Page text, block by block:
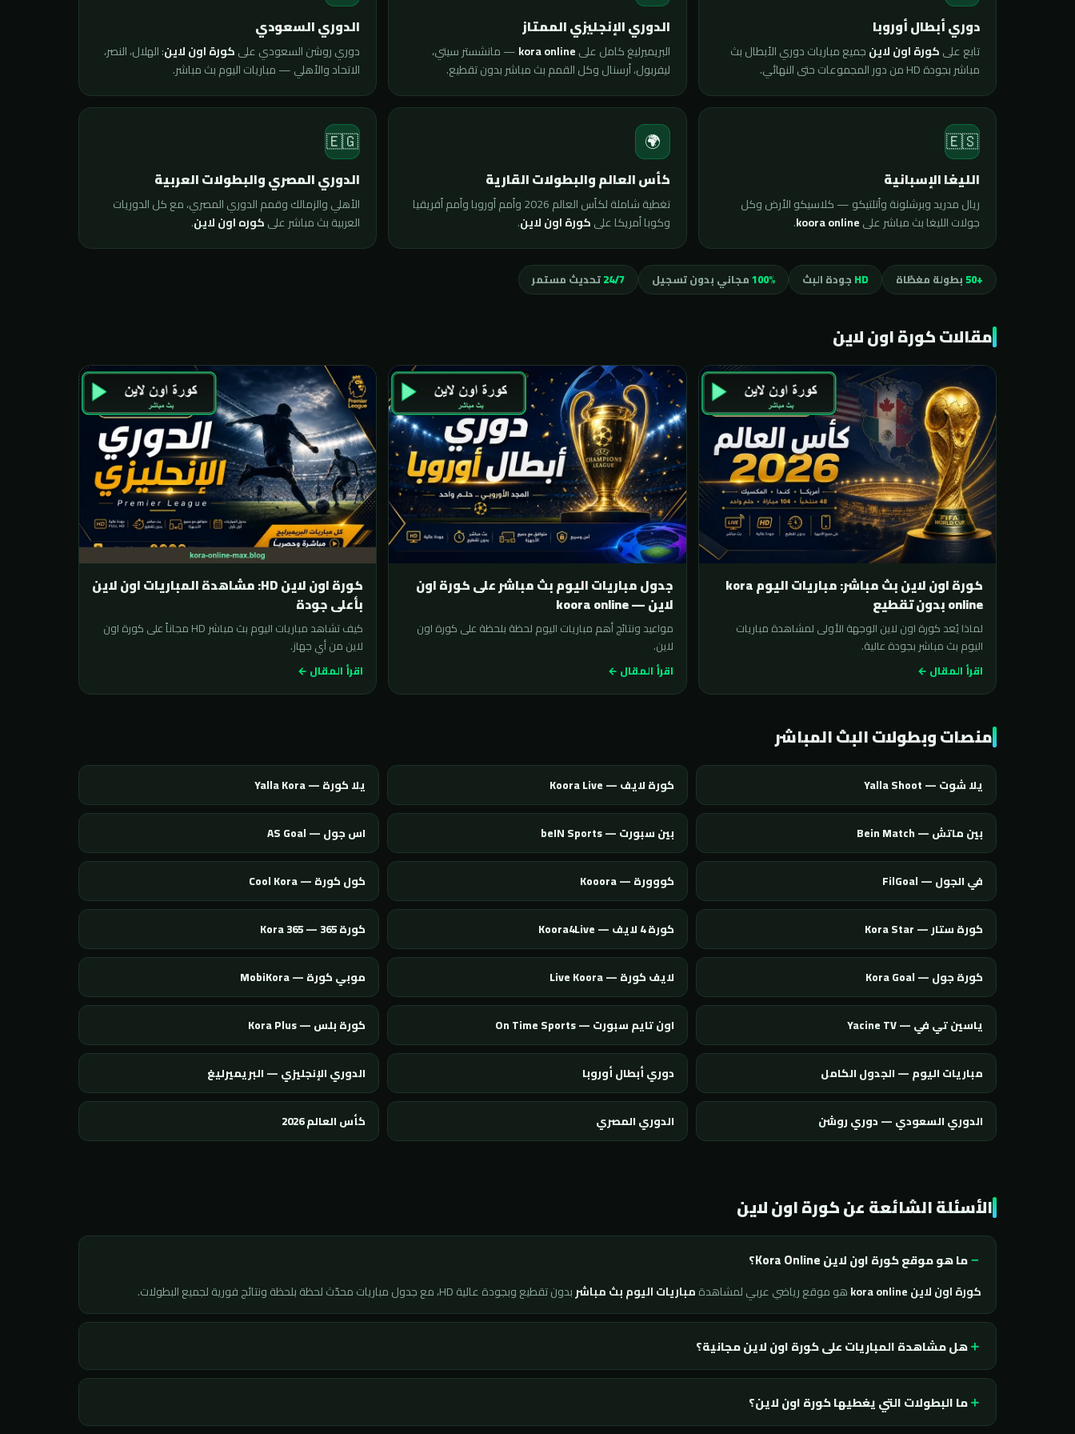
دوري أبطال أوروبا
تابع علىكورة اون لاينجميع مباريات دوري الأبطال بث
مباشر بجودة HD من دور المجموعات حتى النهائي.
الدوري الإنجليزي الممتاز
البريميرليغ كامل علىkora online— مانشستر سيتي،
ليفربول، أرسنال وكل القمم بث مباشر بدون تقطيع.
الدوري السعودي
دوري روشن السعودي علىكورة اون لاين: الهلال، النصر،
الاتحاد والأهلي — مباريات اليوم بث مباشر.
🇪🇸
الليغا الإسبانية
ريال مدريد وبرشلونة وأتلتيكو — كلاسيكو الأرض وكل
جولات الليغا بث مباشر علىkoora online
.
🌍
كأس العالم والبطولات القارية
تغطية شاملة لكأس العالم 2026 وأمم أوروبا وأمم أفريقيا
وكوبا أمريكا علىكورة اون لاين.
🇪🇬
الدوري المصري والبطولات العربية
الأهلي والزمالك وقمم الدوري المصري، مع كل الدوريات
العربية بث مباشر علىكوره اون لاين.
+50 بطولة مغطّاة HD جودة البث 100%مجاني بدون تسجيل 24/7تحديث مستمر
مقالات كورة اون لاين
كورة اون لاين بث مباشر: مباريات اليوم kora
online بدون تقطيع
لماذا يُعد كورة اون لاين الوجهة الأولى لمشاهدة مباريات
اليوم بث مباشر بجودة عالية.
اقرأ المقال ←
جدول مباريات اليوم بث مباشر على كورة اون
لاين — koora online
مواعيد ونتائج أهم مباريات اليوم لحظة بلحظة على كورة اون
لاين.
اقرأ المقال ←
كورة اون لاين HD: مشاهدة المباريات اون لاين
بأعلى جودة
كيف تشاهد مباريات اليوم بث مباشر HD مجاناً على كورة اون
لاين من أي جهاز.
اقرأ المقال ←
منصات وبطولات البث المباشر
يلا شوت — Yalla Shoot كورة لايف — Koora Live يلا كورة — Yalla Kora
بين ماتش — Bein Match بين سبورت — beIN Sports اس جول — AS Goal
في الجول — FilGoal كووورة — Kooora كول كورة — Cool Kora
كورة ستار — Kora Star كورة 4 لايف — Koora4Live كورة 365 — Kora 365
كورة جول — Kora Goal لايف كورة — Live Koora موبي كورة — MobiKora
ياسين تي في — Yacine TV اون تايم سبورت — On Time Sports كورة بلس — Kora Plus
مباريات اليوم — الجدول الكامل دوري أبطال أوروبا الدوري الإنجليزي — البريميرليغ
الدوري السعودي — دوري روشن الدوري المصري كأس العالم 2026
الأسئلة الشائعة عن كورة اون لاين
ما هو موقع كورة اون لاين Kora Online؟
كورة اون لاين kora online هو موقع رياضي عربي لمشاهدةمباريات اليوم بث مباشربدون تقطيع وبجودة عالية HD، مع جدول مباريات محدّث لحظة بلحظة ونتائج فورية لجميع البطولات.
هل مشاهدة المباريات على كورة اون لاين مجانية؟
ما البطولات التي يغطيها كورة اون لاين؟